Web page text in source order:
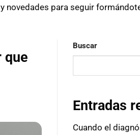
novedades para seguir
que
Buscar
Entradas
Cuando el